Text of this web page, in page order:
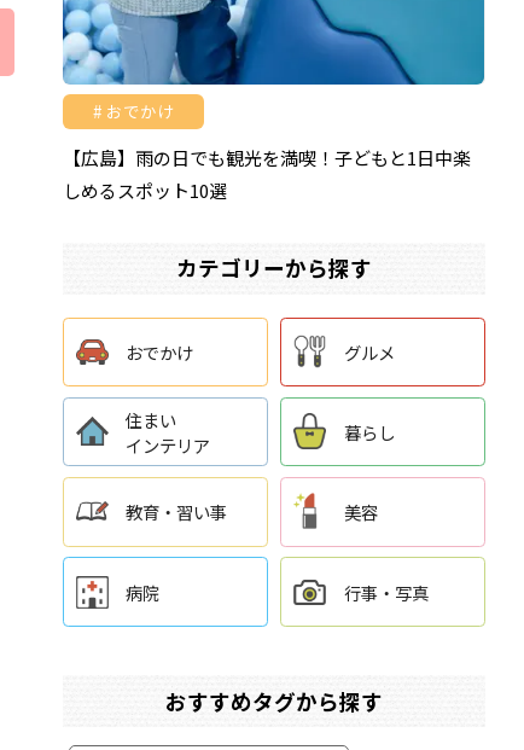
おでかけ
【広島】雨の日でも観光を満喫！子どもと1日中楽
しめるスポット10選
カテゴリーから探す
おでかけ グルメ
住まい
インテリア
暮らし
教育・習い事 美容
病院 行事・写真
おすすめタグから探す